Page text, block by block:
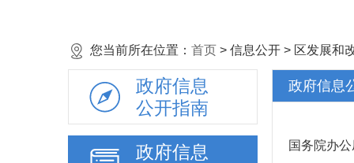
您当前所在位置： 首页 > 信息公开 > 区发展和
政府信息
公开指南
政府信息
政府信息
国务院办